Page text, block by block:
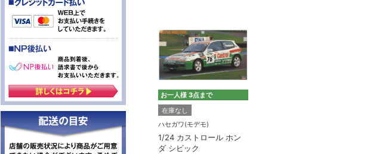
お一人様 3点まで
在庫なし
ハセガワ(モデモ)
1/24 カストロール ホン
ダ シビック